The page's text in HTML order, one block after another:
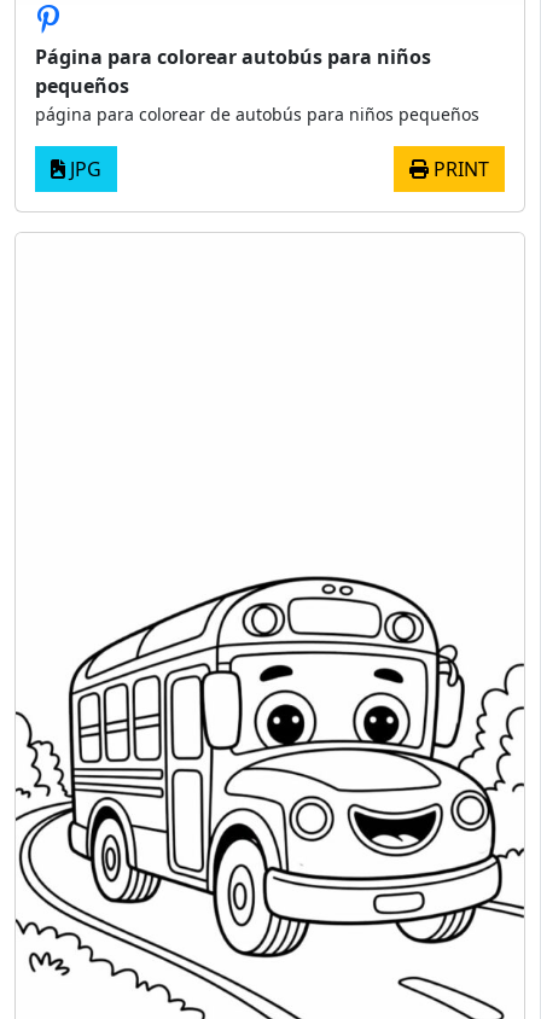
Página para colorear autobús para niños
pequeños
página para colorear de autobús para niños pequeños
JPG PRINT